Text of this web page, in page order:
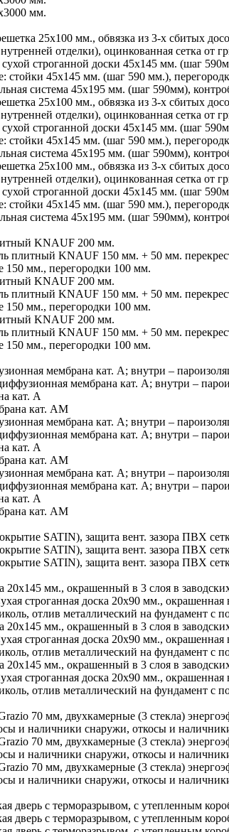
мм.
25х100 мм., обвязка из 3-х сбитых
отделки), оцинкованная сетка от
сухой строганной доски 45х145 мм. (шаг
стойки 45х145 мм. (шаг 590 мм.),
система 45х195 мм. (шаг 590мм),
25х100 мм., обвязка из 3-х сбитых
отделки), оцинкованная сетка от
сухой строганной доски 45х145 мм. (шаг
стойки 45х145 мм. (шаг 590 мм.),
система 45х195 мм. (шаг 590мм),
25х100 мм., обвязка из 3-х сбитых
отделки), оцинкованная сетка от
сухой строганной доски 45х145 мм. (шаг
стойки 45х145 мм. (шаг 590 мм.),
система 45х195 мм. (шаг 590мм),
KNAUF 200 мм.
плитный KNAUF 150 мм. + 50 мм.
150 мм., перегородки 100 мм.
KNAUF 200 мм.
плитный KNAUF 150 мм. + 50 мм.
150 мм., перегородки 100 мм.
KNAUF 200 мм.
плитный KNAUF 150 мм. + 50 мм.
150 мм., перегородки 100 мм.
мембрана кат. А; внутри –
мембрана кат. А; внутри –
кат. А
кат. АМ
мембрана кат. А; внутри –
мембрана кат. А; внутри –
кат. А
кат. АМ
мембрана кат. А; внутри –
мембрана кат. А; внутри –
кат. А
кат. АМ
SATIN), защита вент. зазора ПВХ
SATIN), защита вент. зазора ПВХ
SATIN), защита вент. зазора ПВХ
20х145 мм., окрашенный в 3 слоя в
строганная доска 20х90 мм., окрашенная
отлив металлический на фундамент с
20х145 мм., окрашенный в 3 слоя в
строганная доска 20х90 мм., окрашенная
отлив металлический на фундамент с
20х145 мм., окрашенный в 3 слоя в
строганная доска 20х90 мм., окрашенная
отлив металлический на фундамент с
70 мм, двухкамерные (3 стекла)
и наличники снаружи, откосы и
70 мм, двухкамерные (3 стекла)
и наличники снаружи, откосы и
70 мм, двухкамерные (3 стекла)
и наличники снаружи, откосы и
дверь с терморазрывом, с утепленным
дверь с терморазрывом, с утепленным